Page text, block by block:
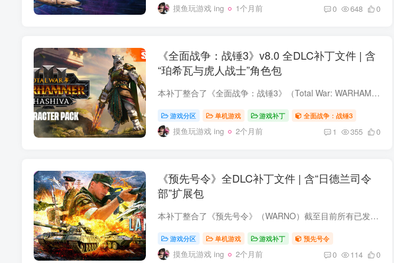
摸鱼玩游戏 ing 1个月前 0 648 0
《全面战争：战锤3》v8.0 全DLC补丁文件 | 含
“珀希瓦与虎人战士”角色包
本补丁整合了《全面战争：战锤3》（Total War: WARHAMMER III）截至目前所有已发布的DLC扩展内容，包括最新于2026年5月21日正式上线的“珀希瓦与虎人战士”（Bhashiva & The Tiger Warriors...
游戏分区 单机游戏 游戏补丁 全面战争：战锤3
摸鱼玩游戏 ing 2个月前 1 355 0
《预先号令》全DLC补丁文件 | 含“日德兰司令
部”扩展包
本补丁整合了《预先号令》（WARNO）截至目前所有已发布的DLC扩展内容，包括最新于2026年4月16日正式上线的“日德兰司令部”（LANDJUT），同步收录了同期推送的火炮系统重做等全部优化内容。 补...
游戏分区 单机游戏 游戏补丁 预先号令
摸鱼玩游戏 ing 2个月前 0 114 0